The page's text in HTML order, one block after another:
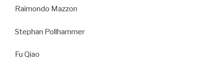
Raimondo Mazzon
Stephan Pollhammer
Fu Qiao